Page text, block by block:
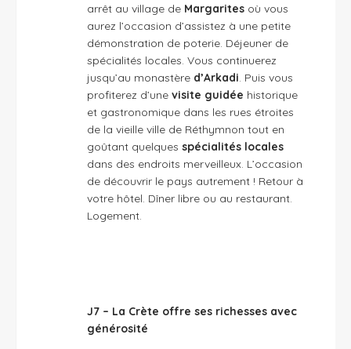
arrêt au village de Margarites où vous
aurez l’occasion d’assistez à une petite
démonstration de poterie. Déjeuner de
spécialités locales. Vous continuerez
jusqu’au monastère d’Arkadi. Puis vous
profiterez d’unevisite guidée historique
et gastronomique dans les rues étroites
de la vieille ville de Réthymnon tout en
goûtant quelques spécialités locales
dans des endroits merveilleux. L’occasion
de découvrir le pays autrement ! Retour à
votre hôtel. Dîner libre ou au restaurant.
Logement.
J7 – La Crète offre ses richesses avec
générosité